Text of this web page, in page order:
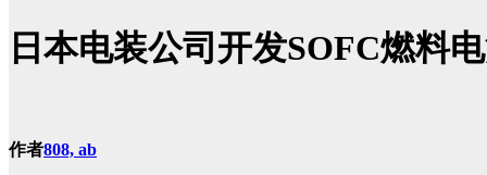
日本电装公司开发SOFC燃料
作者808, ab